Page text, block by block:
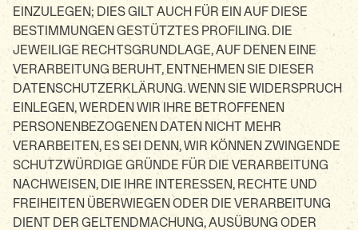
EINZULEGEN; DIES GILT AUCH FÜR EIN AUF DIESE
BESTIMMUNGEN GESTÜTZTES PROFILING. DIE
JEWEILIGE RECHTSGRUNDLAGE, AUF DENEN EINE
VERARBEITUNG BERUHT, ENTNEHMEN SIE DIESER
DATENSCHUTZERKLÄRUNG. WENN SIE WIDERSPRUCH
EINLEGEN, WERDEN WIR IHRE BETROFFENEN
PERSONENBEZOGENEN DATEN NICHT MEHR
VERARBEITEN, ES SEI DENN, WIR KÖNNEN ZWINGENDE
SCHUTZWÜRDIGE GRÜNDE FÜR DIE VERARBEITUNG
NACHWEISEN, DIE IHRE INTERESSEN, RECHTE UND
FREIHEITEN ÜBERWIEGEN ODER DIE VERARBEITUNG
DIENT DER GELTENDMACHUNG, AUSÜBUNG ODER